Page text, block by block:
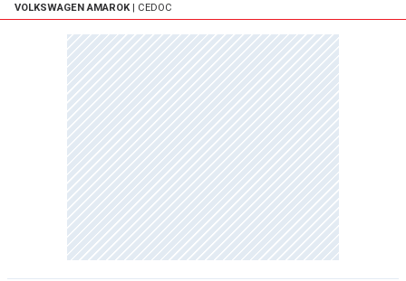
VOLKSWAGEN AMAROK| CEDOC